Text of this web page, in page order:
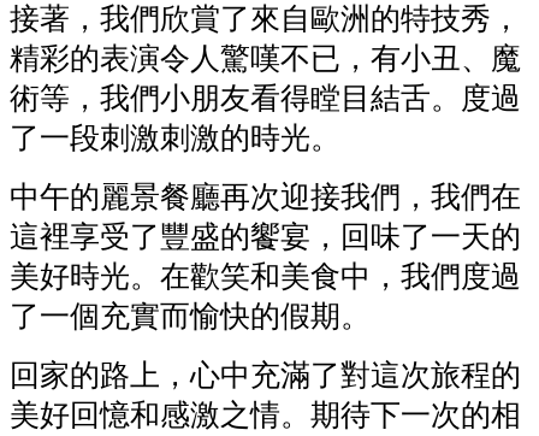
接著，我們欣賞了來自歐洲的特技秀，
精彩的表演令人驚嘆不已，有小丑、魔
術等，我們小朋友看得瞠目結舌。度過
了一段刺激刺激的時光。
中午的麗景餐廳再次迎接我們，我們在
這裡享受了豐盛的饗宴，回味了一天的
美好時光。在歡笑和美食中，我們度過
了一個充實而愉快的假期。
回家的路上，心中充滿了對這次旅程的
美好回憶和感激之情。期待下一次的相